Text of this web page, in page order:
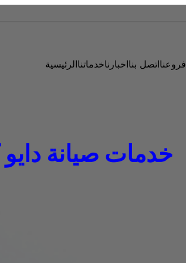
الرئيسيةخدماتنااخبارنااتصل بنافروعنا
خدمات صيانة